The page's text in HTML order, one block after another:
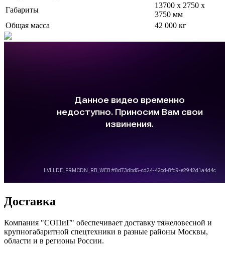
Габариты
13700 х 2750 х
3750 мм
Общая масса
42 000 кг
Доставка
Компания "СОПиГ" обеспечивает доставку тяжеловесной и
крупногабаритной спецтехники в разные районы Москвы,
области и в регионы России.